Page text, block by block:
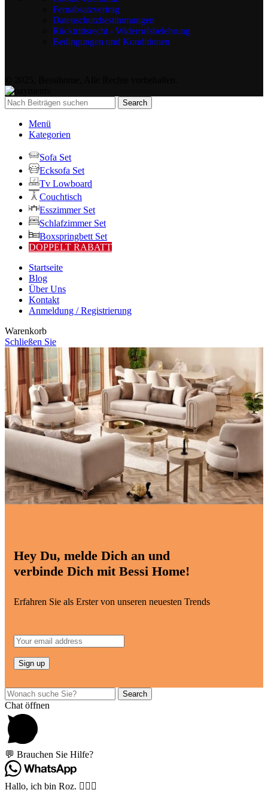
Fernabsatzvertrag
Datenschutzbestimmungen
Rücktrittsrecht - Widerrufsbelehrung
Bedingungen und Konditionen
Search
Menü
Kategorien
Sofa Set
Ecksofa Set
Tv Lowboard
Couchtisch
Esszimmer Set
Schlafzimmer Set
Boxspringbett Set
DOPPELT RABATT
Startseite
Blog
Über Uns
Kontakt
Anmeldung / Registrierung
Warenkorb
Schließen Sie
Hey Du, melde Dich an und
verbinde Dich mit Bessi Home!
Erfahren Sie als Erster von unseren neuesten Trends
Search
Chat öffnen
💬 Brauchen Sie Hilfe?
Hallo, ich bin Roz. 🙋🏽‍♀